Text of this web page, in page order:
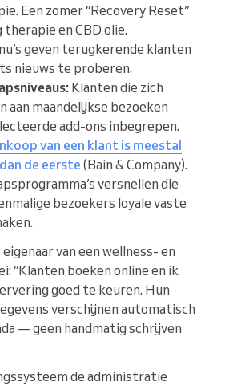
Een zomer “Recovery Reset”
en CBD olie.
geven terugkerende klanten
nieuws te proberen.
Klanten die zich
maandelijkse bezoeken
add-ons inbegrepen.
van een klant is meestal
de eerste (Bain & Company).
versnellen die
bezoekers loyale vaste
eigenaar van een wellness- en
“Klanten boeken online en ik
goed te keuren. Hun
verschijnen automatisch
— geen handmatig schrijven
de administratie